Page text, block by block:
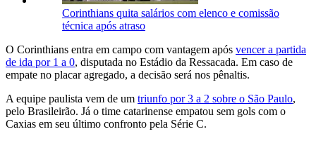
Corinthians quita salários com elenco e comissão
técnica após atraso
O Corinthians entra em campo com vantagem após vencer a partida
de ida por 1 a 0, disputada no Estádio da Ressacada. Em caso de
empate no placar agregado, a decisão será nos pênaltis.
A equipe paulista vem de um triunfo por 3 a 2 sobre o São Paulo,
pelo Brasileirão. Já o time catarinense empatou sem gols com o
Caxias em seu último confronto pela Série C.